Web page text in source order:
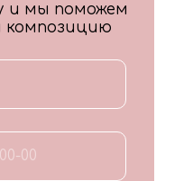
и мы поможем
композицию